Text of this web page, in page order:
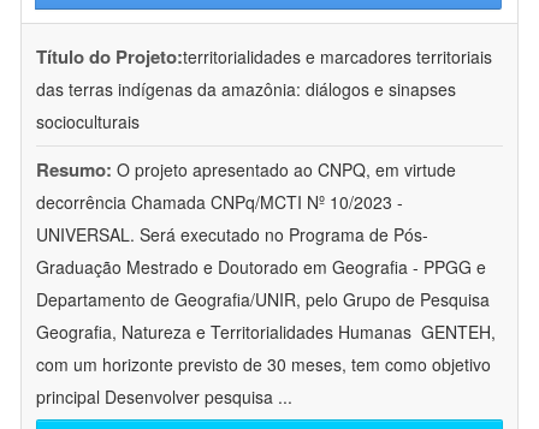
Título do Projeto:territorialidades e marcadores territoriais
das terras indígenas da amazônia: diálogos e sinapses
socioculturais
Resumo: O projeto apresentado ao CNPQ, em virtude
decorrência Chamada CNPq/MCTI Nº 10/2023 -
UNIVERSAL. Será executado no Programa de Pós-
Graduação Mestrado e Doutorado em Geografia - PPGG e
Departamento de Geografia/UNIR, pelo Grupo de Pesquisa
Geografia, Natureza e Territorialidades Humanas  GENTEH,
com um horizonte previsto de 30 meses, tem como objetivo
principal Desenvolver pesquisa ...